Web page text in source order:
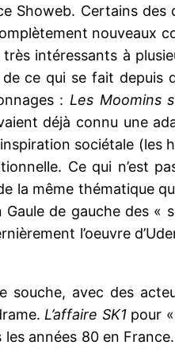
Showeb. Certains
nouveaux
très intéressants à
ce qui se fait depuis
: Les Moomins
déjà connu une
sociétale
Ce qui n’est
la même thématique
Gaule de gauche des
l’oeuvre
souche, avec des
L’affaire SK1pour «
années 80 en France.